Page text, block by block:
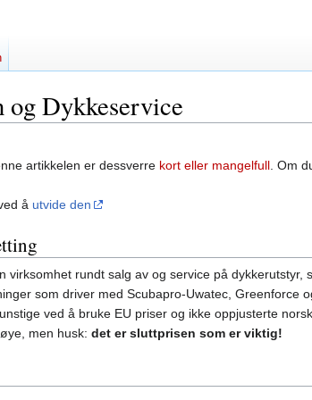
og Dykkeservice
artikkelen er dessverre kort eller mangelfull . Om
å utvide den
virksomhet rundt salg av og service på
som driver med Scubapro-Uwatec, Greenforce
ved å bruke EU priser og ikke oppjusterte
men husk: det er sluttprisen som er viktig!